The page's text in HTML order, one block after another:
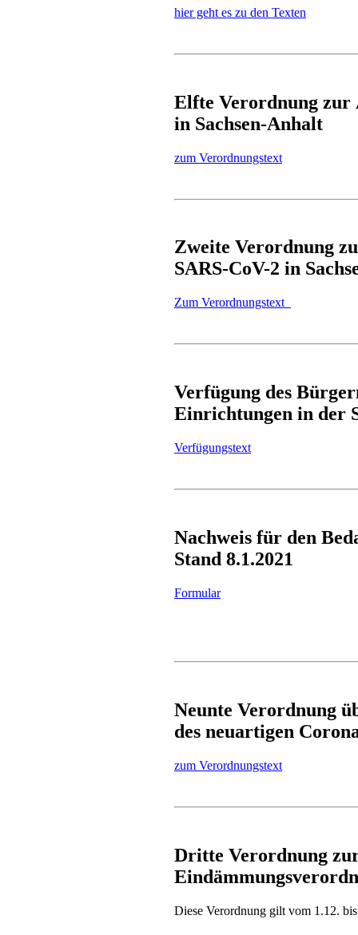
hier geht es zu den Texten
Elfte Verordnung zur
in Sachsen-Anhalt
zum Verordnungstext
Zweite Verordnung
SARS-CoV-2 in
Zum Verordnungstext
Verfügung des
Einrichtungen in der
Verfügungstext
Nachweis für den
Stand 8.1.2021
Formular
Neunte Verordnung
des neuartigen
zum Verordnungstext
Dritte Verordnung
Diese Verordnung gilt vom 1.12.